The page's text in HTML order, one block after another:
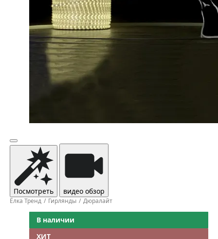
Посмотреть видео обзор
Ёлка Тренд Гирлянды Дюралайт
В наличии
ХИТ